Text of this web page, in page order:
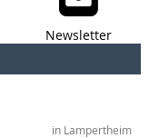
Newsletter
in Lampertheim